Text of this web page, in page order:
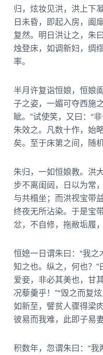
归，炫妆见洪，洪上下
日未昏，即起入房，阖
复然。明日洪让之，朱
烛登床，如调新妇，绸
率。
半月许复诣恒娘，恒娘
子之姿，一媚可夺西施
眦。”试使笑，又曰：“
朱效之。凡数十作，始
矣。至于床第之间，随
朱归，一如恒娘教。洪
步不离闺闼，日以为常
与共榻坐；而洪视宝带
终夜无所沾染。于是宝
忿，不自修，拖敝垢履
恒媳一日谓朱曰：“我之
知之也。纵之，何也？
爱妾，非必其美也，甘
况藜羹乎！”“毁之而复
如新至，譬贫人骤得梁
彼易而我难，此即子易
积数年，忽谓朱曰：“